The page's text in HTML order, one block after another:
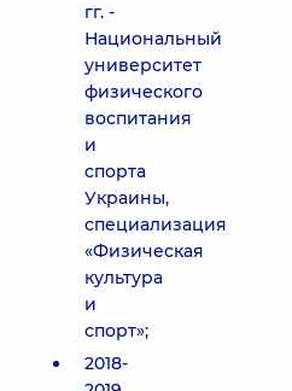
гг. -
Национальный
университет
физического
воспитания
и
спорта
Украины,
специализация
«Физическая
культура
и
спорт»;
2018-